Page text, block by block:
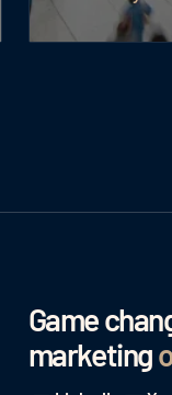
Game
marketing